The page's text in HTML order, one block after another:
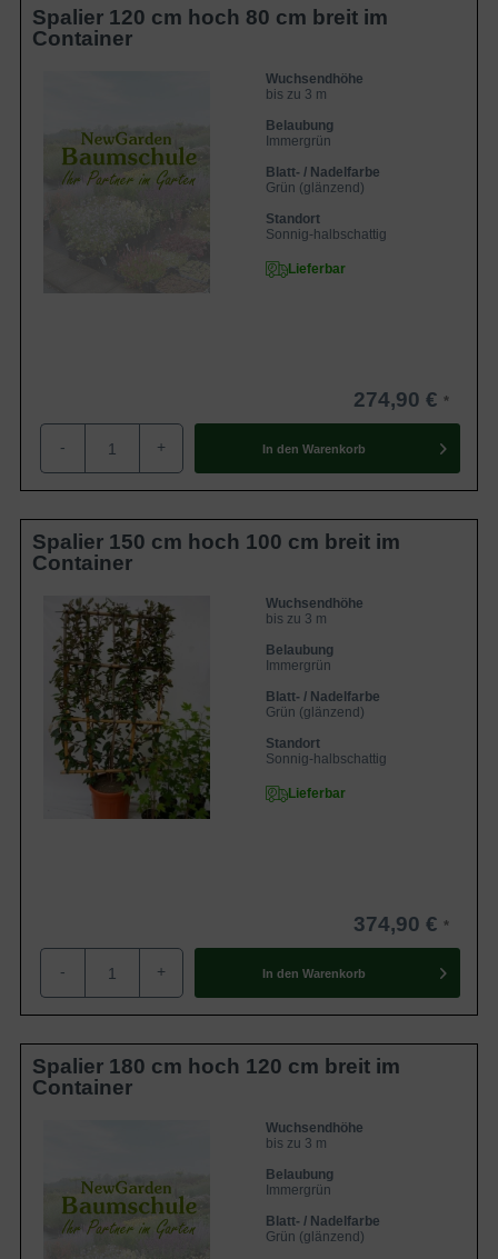
Spalier 120 cm hoch 80 cm breit im
Container
Wuchsendhöhe
bis zu 3 m
Belaubung
Immergrün
Blatt- / Nadelfarbe
Grün (glänzend)
Standort
Sonnig-halbschattig
Lieferbar
274,90 €
- + In den Warenkorb
Spalier 150 cm hoch 100 cm breit im
Container
Wuchsendhöhe
bis zu 3 m
Belaubung
Immergrün
Blatt- / Nadelfarbe
Grün (glänzend)
Standort
Sonnig-halbschattig
Lieferbar
374,90 €
- + In den Warenkorb
Spalier 180 cm hoch 120 cm breit im
Container
Wuchsendhöhe
bis zu 3 m
Belaubung
Immergrün
Blatt- / Nadelfarbe
Grün (glänzend)